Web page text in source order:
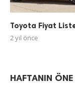
Toyota Fiyat
2 yıl önce
HAFTANIN